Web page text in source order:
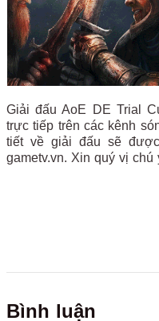
Giải đấu AoE DE Trial
trực tiếp trên các kênh
tiết về giải đấu sẽ
gametv.vn. Xin quý vị chú
Bình luận